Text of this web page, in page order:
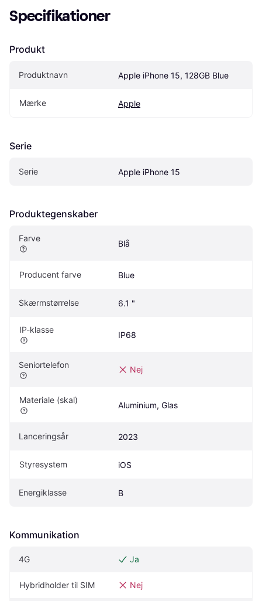
Specifikationer
Produkt
Produktnavn Apple iPhone 15, 128GB Blue
Mærke Apple
Serie
Serie Apple iPhone 15
Produktegenskaber
Farve
Blå
Producent farve Blue
Skærmstørrelse 6.1 "
IP-klasse
IP68
Seniortelefon Nej
Materiale (skal)
Aluminium, Glas
Lanceringsår 2023
Styresystem iOS
Energiklasse B
Kommunikation
4G Ja
Hybridholder til SIM Nej